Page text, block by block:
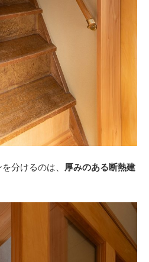
分けるのは、 厚みのある断熱建